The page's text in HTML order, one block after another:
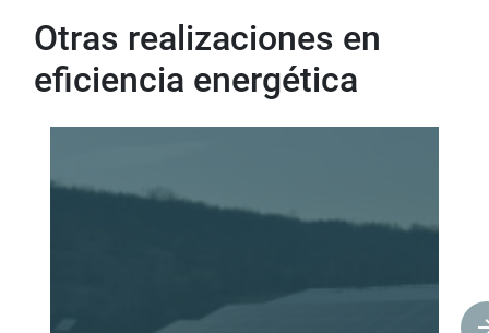
Otras realizaciones en
eficiencia energética